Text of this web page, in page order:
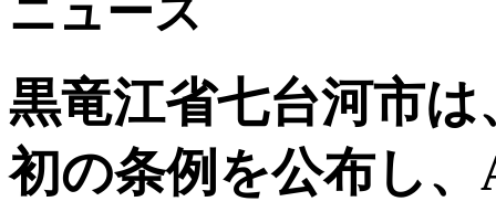
ニュース
黒竜江省七台河市
初の条例を公布し